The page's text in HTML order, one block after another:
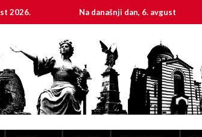
Na današnji dan, 6. avgust